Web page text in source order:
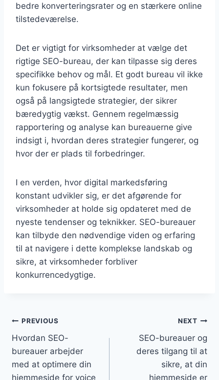
bedre konverteringsrater og en stærkere online
tilstedeværelse.
Det er vigtigt for virksomheder at vælge det
rigtige SEO-bureau, der kan tilpasse sig deres
specifikke behov og mål. Et godt bureau vil ikke
kun fokusere på kortsigtede resultater, men
også på langsigtede strategier, der sikrer
bæredygtig vækst. Gennem regelmæssig
rapportering og analyse kan bureauerne give
indsigt i, hvordan deres strategier fungerer, og
hvor der er plads til forbedringer.
I en verden, hvor digital markedsføring
konstant udvikler sig, er det afgørende for
virksomheder at holde sig opdateret med de
nyeste tendenser og teknikker. SEO-bureauer
kan tilbyde den nødvendige viden og erfaring
til at navigere i dette komplekse landskab og
sikre, at virksomheder forbliver
konkurrencedygtige.
Indlægsnavigation
PREVIOUS
Hvordan SEO-
bureauer arbejder
med at optimere din
hjemmeside for voice
NEXT
SEO-bureauer og
deres tilgang til at
sikre, at din
hjemmeside er